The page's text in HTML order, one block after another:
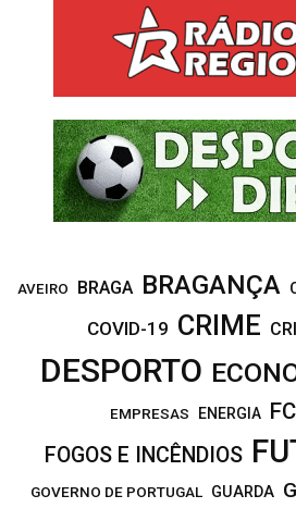
AVEIRO BRAGA BRAGANÇA
COVID-19 CRIME
DESPORTO
EMPRESAS ENERGIA
FOGOS E INCÊNDIOS
GOVERNO DE PORTUGAL GUARDA